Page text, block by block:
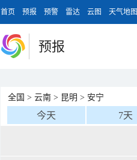
首页 预报 预警 雷达 云图 天气地图
预报
全国 > 云南 > 昆明 > 安宁
今天 7天